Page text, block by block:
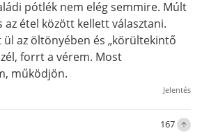
pótlék nem elég semmire. Múlt
az étel között kellett választani.
az öltönyében és „körültekintő
forrt a vérem. Most
működjön.
Jelentés
167